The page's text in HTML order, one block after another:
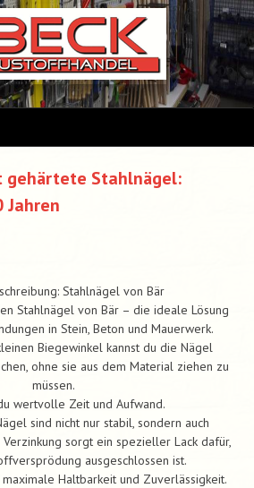
gehärtete Stahlnägel:
Stahlnägel von Bär
Stahlnägel von Bär – die ideale Lösung
in Stein, Beton und Mauerwerk.
Biegewinkel kannst du die Nägel
ohne sie aus dem Material ziehen zu
müssen.
wertvolle Zeit und Aufwand.
sind nicht nur stabil, sondern auch
sorgt ein spezieller Lack dafür,
ausgeschlossen ist.
Haltbarkeit und Zuverlässigkeit.